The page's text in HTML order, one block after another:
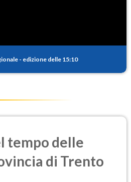
- edizione delle 15:10
tempo delle
di Trento